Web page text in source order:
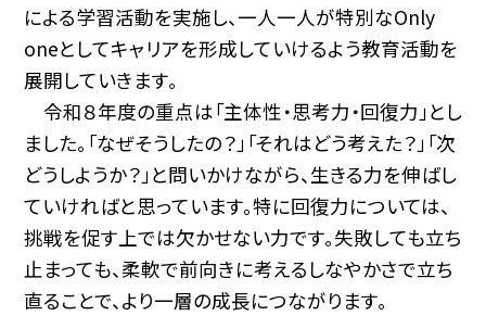
による学習活動を実施し、一人一人が特別なOnly
oneとしてキャリアを形成していけるよう教育活動を
展開していきます。
令和８年度の重点は「主体性・思考力・回復力」とし
ました。「なぜそうしたの？」「それはどう考えた？」「次
どうしようか？」と問いかけながら、生きる力を伸ばし
ていければと思っています。特に回復力については、
挑戦を促す上では欠かせない力です。失敗しても立ち
止まっても、柔軟で前向きに考えるしなやかさで立ち
直ることで、より一層の成長につながります。